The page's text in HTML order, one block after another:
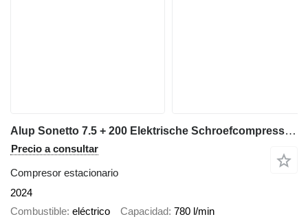
Alup Sonetto 7.5 + 200 Elektrische Schroefcompressor 5.5 kw 780 L / m
Precio a consultar
Compresor estacionario
2024
Combustible eléctrico Capacidad 780 l/min